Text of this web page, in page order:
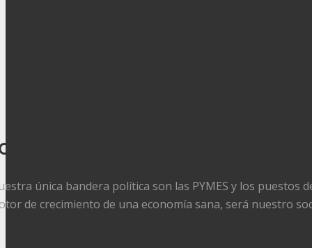
única bandera política son las PYMES y los
de crecimiento de una economía sana, será nuestro